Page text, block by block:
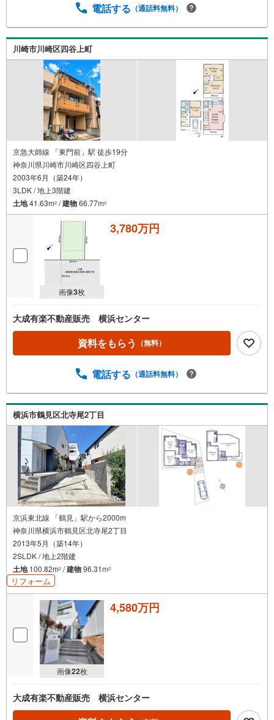
電話する （通話料無料）
川崎市川崎区四谷上町
京急大師線 「東門前」駅 徒歩19分
神奈川県川崎市川崎区四谷上町
2003年6月（築24年）
3LDK / 地上3階建
土地41.63m2 /建物66.77m2
画像3枚
3,780万円
大成有楽不動産販売 横浜センター
資料をもらう （無料）
電話する （通話料無料）
横浜市鶴見区北寺尾2丁目
京浜東北線 「鶴見」駅から2000m
神奈川県横浜市鶴見区北寺尾2丁目
2013年5月（築14年）
2SLDK / 地上2階建
土地100.82m2 /建物96.31m2
リフォーム
画像22枚
4,580万円
大成有楽不動産販売 横浜センター